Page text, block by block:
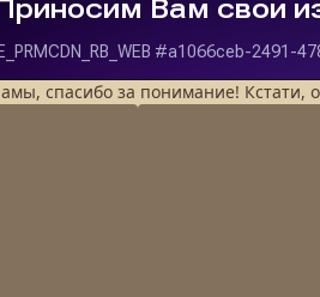
спасибо за понимание! Кстати,